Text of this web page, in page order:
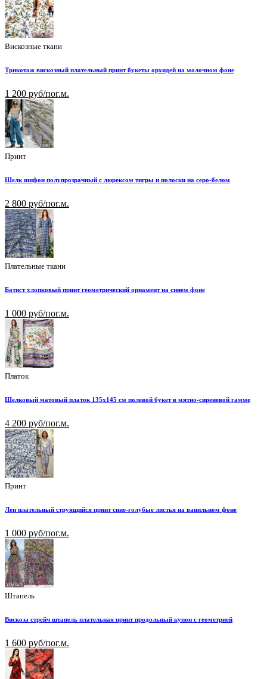
Вискозные ткани
Трикотаж вискозный плательный принт букеты орхидей на молочном фоне
1 200 руб/пог.м.
Принт
Шелк шифон полупрозрачный с люрексом тигры и полоски на серо-белом
2 800 руб/пог.м.
Плательные ткани
Батист хлопковый принт геометрический орнамент на синем фоне
1 000 руб/пог.м.
Платок
Шелковый матовый платок 135х145 см полевой букет в мятно-сиреневой гамме
4 200 руб/пог.м.
Принт
Лен плательный струящийся принт сине-голубые листья на ванильном фоне
1 000 руб/пог.м.
Штапель
Вискоза стрейч штапель плательная принт продольный купон с геометрией
1 600 руб/пог.м.